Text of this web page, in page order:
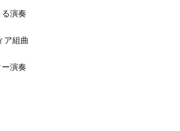
演奏
組曲
演奏